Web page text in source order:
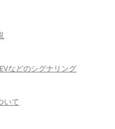
などのシグナリング
いて